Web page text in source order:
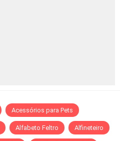
Acessórios para Pets
Alfabeto Feltro Alfineteiro